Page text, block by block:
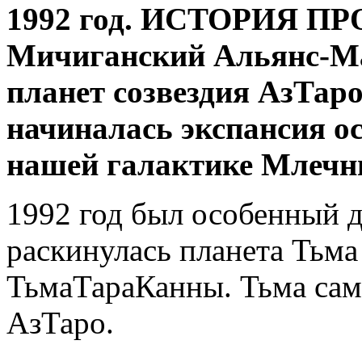
1992 год. ИСТОРИЯ
Мичиганский Альянс-
планет созвездия
начиналась экспансия
нашей галактике
1992 год был особенный
раскинулась планета
ТьмаТараКанны. Тьма
АзТаро.